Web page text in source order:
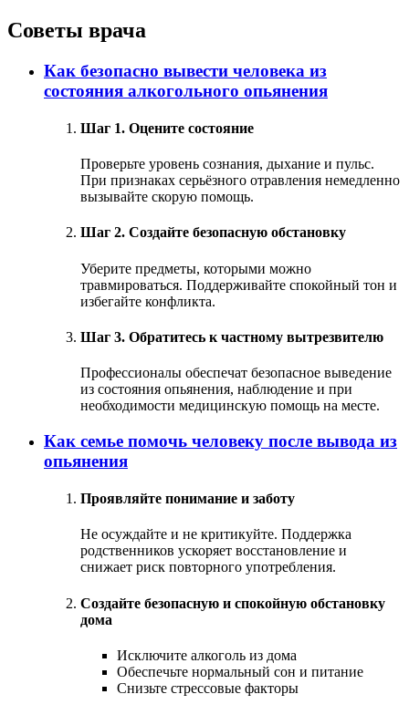
Советы врача
Как безопасно вывести человека из
состояния алкогольного опьянения
Шаг 1. Оцените состояние
Проверьте уровень сознания, дыхание и пульс.
При признаках серьёзного отравления немедленно
вызывайте скорую помощь.
Шаг 2. Создайте безопасную обстановку
Уберите предметы, которыми можно
травмироваться. Поддерживайте спокойный тон и
избегайте конфликта.
Шаг 3. Обратитесь к частному вытрезвителю
Профессионалы обеспечат безопасное выведение
из состояния опьянения, наблюдение и при
необходимости медицинскую помощь на месте.
Как семье помочь человеку после вывода из
опьянения
Проявляйте понимание и заботу
Не осуждайте и не критикуйте. Поддержка
родственников ускоряет восстановление и
снижает риск повторного употребления.
Создайте безопасную и спокойную обстановку
дома
Исключите алкоголь из дома
Обеспечьте нормальный сон и питание
Снизьте стрессовые факторы